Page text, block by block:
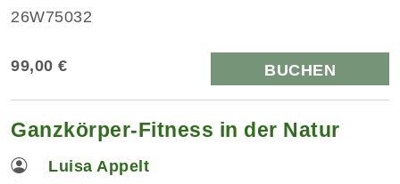
26W75032
99,00 € BUCHEN
Ganzkörper-Fitness in der Natur
Luisa Appelt